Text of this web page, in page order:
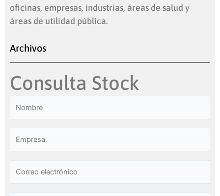
oficinas, empresas, industrias, áreas de salud y
áreas de utilidad pública.
Archivos
Consulta Stock